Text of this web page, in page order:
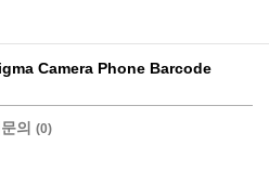
Camera Phone Barcode
의 (0)